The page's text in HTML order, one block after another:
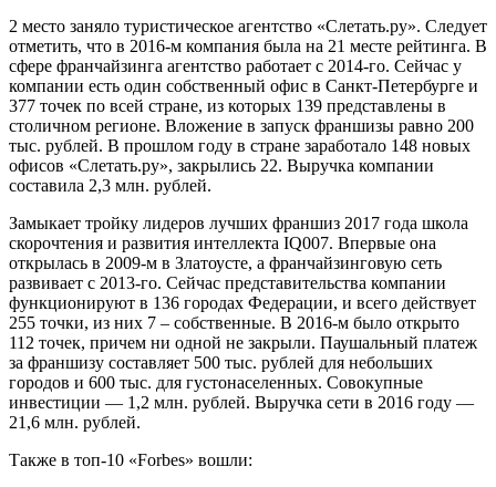
2 место заняло туристическое агентство «Слетать.ру». Следует
отметить, что в 2016-м компания была на 21 месте рейтинга. В
сфере франчайзинга агентство работает с 2014-го. Сейчас у
компании есть один собственный офис в Санкт-Петербурге и
377 точек по всей стране, из которых 139 представлены в
столичном регионе. Вложение в запуск франшизы равно 200
тыс. рублей. В прошлом году в стране заработало 148 новых
офисов «Слетать.ру», закрылись 22. Выручка компании
составила 2,3 млн. рублей.
Замыкает тройку лидеров лучших франшиз 2017 года школа
скорочтения и развития интеллекта IQ007. Впервые она
открылась в 2009-м в Златоусте, а франчайзинговую сеть
развивает с 2013-го. Сейчас представительства компании
функционируют в 136 городах Федерации, и всего действует
255 точки, из них 7 – собственные. В 2016-м было открыто
112 точек, причем ни одной не закрыли. Паушальный платеж
за франшизу составляет 500 тыс. рублей для небольших
городов и 600 тыс. для густонаселенных. Совокупные
инвестиции — 1,2 млн. рублей. Выручка сети в 2016 году —
21,6 млн. рублей.
Также в топ-10 «Forbes» вошли: